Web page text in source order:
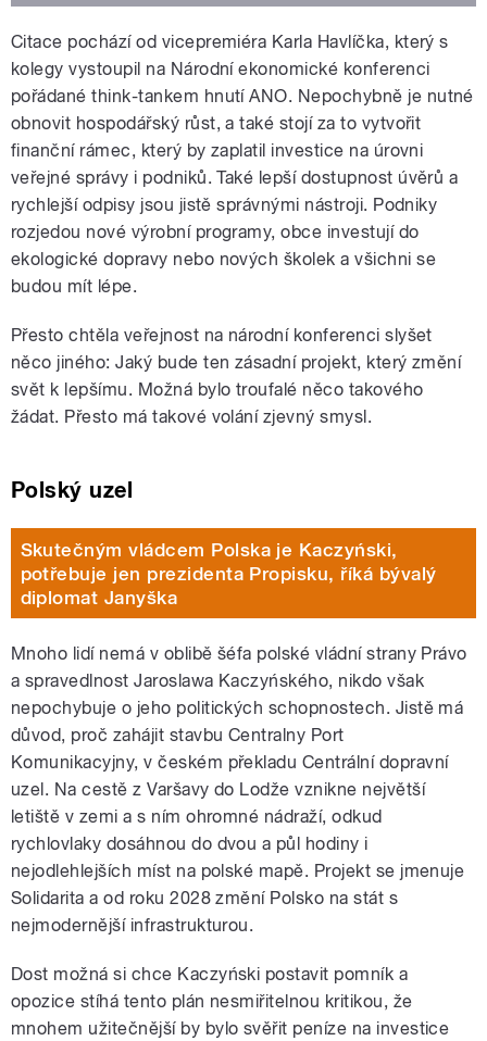
Citace pochází od vicepremiéra Karla Havlíčka, který s
kolegy vystoupil na Národní ekonomické konferenci
pořádané think-tankem hnutí ANO. Nepochybně je nutné
obnovit hospodářský růst, a také stojí za to vytvořit
finanční rámec, který by zaplatil investice na úrovni
veřejné správy i podniků. Také lepší dostupnost úvěrů a
rychlejší odpisy jsou jistě správnými nástroji. Podniky
rozjedou nové výrobní programy, obce investují do
ekologické dopravy nebo nových školek a všichni se
budou mít lépe.
Přesto chtěla veřejnost na národní konferenci slyšet
něco jiného: Jaký bude ten zásadní projekt, který změní
svět k lepšímu. Možná bylo troufalé něco takového
žádat. Přesto má takové volání zjevný smysl.
Polský uzel
Skutečným vládcem Polska je Kaczyński,
potřebuje jen prezidenta Propisku, říká bývalý
diplomat Janyška
Mnoho lidí nemá v oblibě šéfa polské vládní strany Právo
a spravedlnost Jaroslawa Kaczyńského, nikdo však
nepochybuje o jeho politických schopnostech. Jistě má
důvod, proč zahájit stavbu Centralny Port
Komunikacyjny, v českém překladu Centrální dopravní
uzel. Na cestě z Varšavy do Lodže vznikne největší
letiště v zemi a s ním ohromné nádraží, odkud
rychlovlaky dosáhnou do dvou a půl hodiny i
nejodlehlejších míst na polské mapě. Projekt se jmenuje
Solidarita a od roku 2028 změní Polsko na stát s
nejmodernější infrastrukturou.
Dost možná si chce Kaczyński postavit pomník a
opozice stíhá tento plán nesmiřitelnou kritikou, že
mnohem užitečnější by bylo svěřit peníze na investice